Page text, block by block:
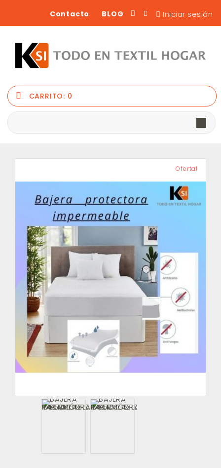
Iniciar sesión
BLOG
Contacto
CARRITO: 0
Oferta!